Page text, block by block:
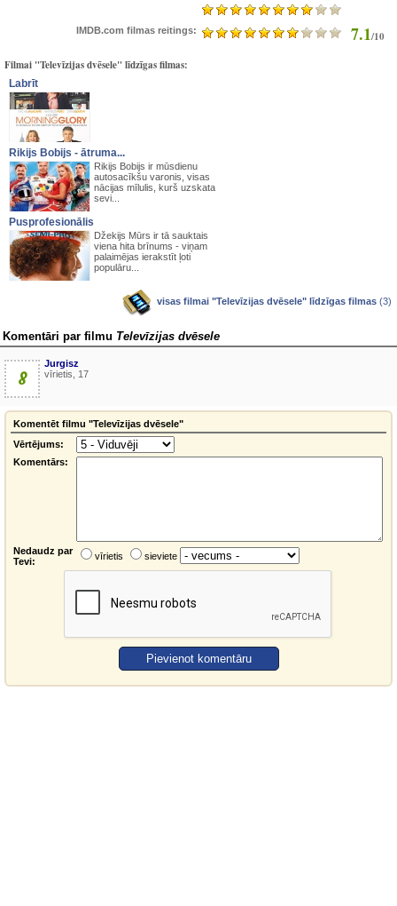
IMDB.com filmas reitings: 7.1/10
Filmai "Televīzijas dvēsele" līdzīgas filmas:
Labrīt
Rikijs Bobijs - ātruma...
Rikijs Bobijs ir mūsdienu
autosacīkšu varonis, visas
nācijas mīlulis, kurš uzskata
sevi...
Pusprofesionālis
Džekijs Mūrs ir tā sauktais
viena hita brīnums - viņam
palaimējas ierakstīt ļoti
populāru...
visas filmai "Televīzijas dvēsele" līdzīgas filmas (3)
Komentāri par filmu Televīzijas dvēsele
8
Jurgisz
vīrietis, 17
Komentēt filmu "Televīzijas dvēsele"
Vērtējums:
Komentārs:
Nedaudz par
Tevi:
vīrietis sieviete